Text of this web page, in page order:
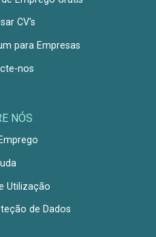
CV's
para Empresas
nos
NÓS
Utilização
de Dados